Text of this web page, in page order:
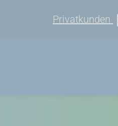
Privatkunden